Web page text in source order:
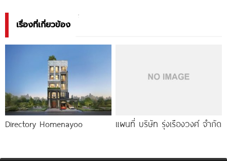
เรื่องที่เกี่ยวข้อง
Directory Homenayoo แผนที่ บริษัท รุ่งเรืองวงศ์ จำกัด